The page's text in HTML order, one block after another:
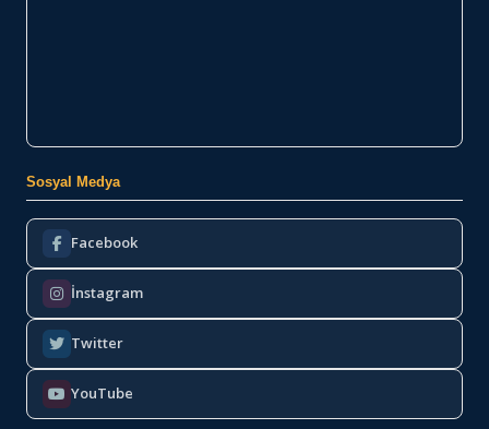
Sosyal Medya
Facebook
İnstagram
Twitter
YouTube